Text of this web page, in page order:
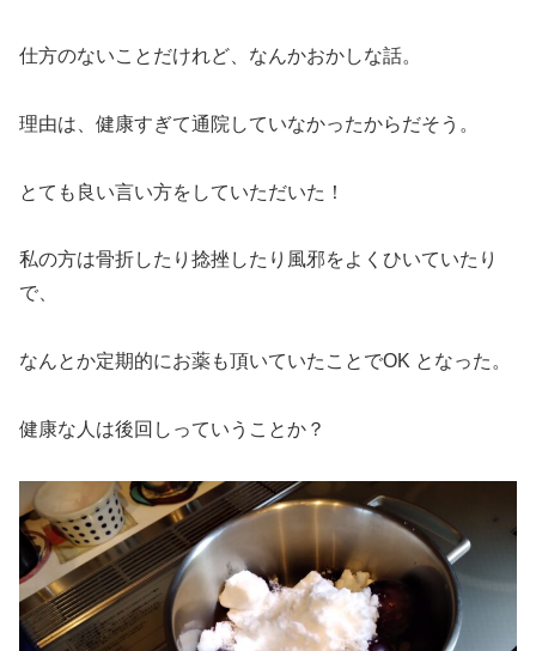
仕方のないことだけれど、なんかおかしな話。
理由は、健康すぎて通院していなかったからだそう。
とても良い言い方をしていただいた！
私の方は骨折したり捻挫したり風邪をよくひいていたり
で、
なんとか定期的にお薬も頂いていたことでOK となった。
健康な人は後回しっていうことか？